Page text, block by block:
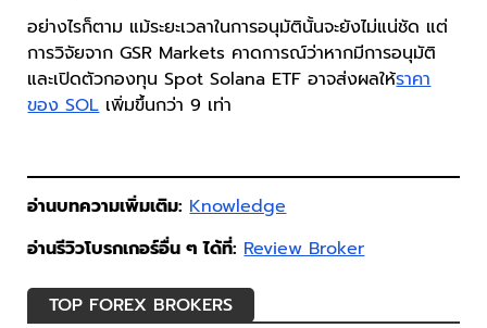
อย่างไรก็ตาม แม้ระยะเวลาในการอนุมัตินั้นจะยังไม่แน่ชัด แต่
การวิจัยจาก GSR Markets คาดการณ์ว่าหากมีการอนุมัติ
และเปิดตัวกองทุน Spot Solana ETF อาจส่งผลให้ราคา
ของ SOLเพิ่มขึ้นกว่า 9 เท่า
อ่านบทความเพิ่มเติม: Knowledge
อ่านรีวิวโบรกเกอร์อื่น ๆ ได้ที่: Review Broker
TOP FOREX BROKERS